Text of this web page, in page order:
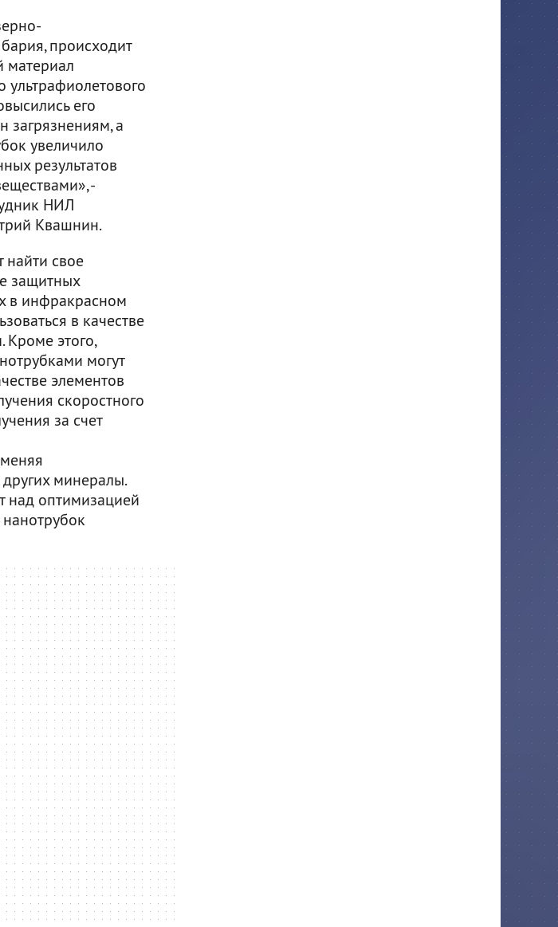
происходит
материал
его
загрязнениям, а
увеличило
результатов
-
НИЛ
Квашнин.
найти свое
защитных
в инфракрасном
в качестве
Кроме этого,
могут
элементов
скоростного
за счет
минералы.
над оптимизацией